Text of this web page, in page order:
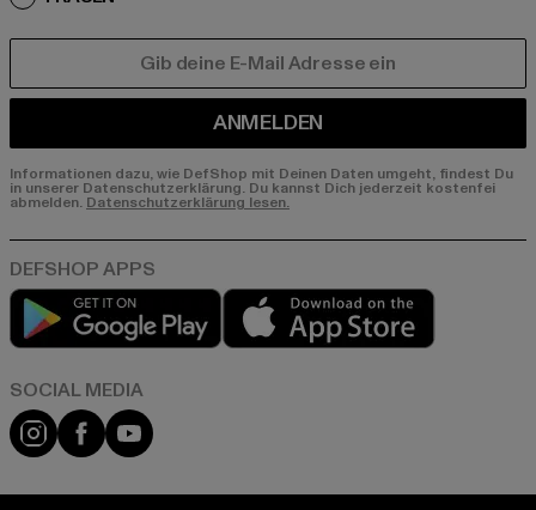
ANMELDEN
Informationen dazu, wie DefShop mit Deinen Daten umgeht, findest Du
in unserer Datenschutzerklärung. Du kannst Dich jederzeit kostenfei
abmelden. Datenschutzerklärung lesen.
Play market
Instagram
FacebookYouTube